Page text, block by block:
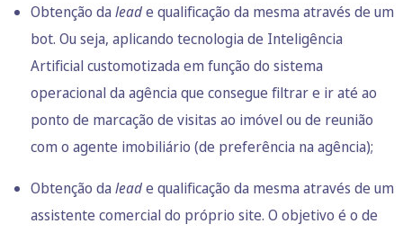
Obtenção da leade qualificação da mesma através de um
bot. Ou seja, aplicando tecnologia de Inteligência
Artificial customotizada em função do sistema
operacional da agência que consegue filtrar e ir até ao
ponto de marcação de visitas ao imóvel ou de reunião
com o agente imobiliário (de preferência na agência);
Obtenção da leade qualificação da mesma através de um
assistente comercial do próprio site. O objetivo é o de